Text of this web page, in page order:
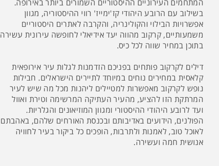
המתחמים העירוניים ההיסטוריים השמורים ביותר באירופה.
בשילוב עם הרובע היהודי קז'ימייז' רווי ההיסטוריה, מגוון
אפשרויות הבילוי והקולינריה, והקרבה לאתרים היסטוריים
משמעותיים, קרקוב מהווה יעד אידיאלי לחופשה עירונית עשירה
בתוכן במחיר שווה לכל כיס.
דילים לקרקוב פותחים בפניכם הזדמנות לגלות עיר אירופאית
קלאסית במחירים נוחים במיוחד לתיירים הישראלים. חבילות
נופש לקרקוב מאפשרות למטיילים ליהנות מכל מה שיש לעיר
המרתקת הזו להציע, מהעיר העתיקה המרשימה וטירת ואוול
ועד לרובע היהודי ההיסטורי ומגוון המוזיאונים והגלריות.
הפולנים, הידועים באדיבותם ובכנסת האורחים שלהם, באהבתם
לאוכל טוב, לאמנות ולתרבות, הופכים כל ביקור בעיר לחוויה
אנושית חמה ועשירה.